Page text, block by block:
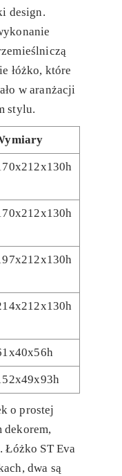
design.
łóżko, które
w aranżacji
stylu.
o prostej
dekorem,
Łóżko ST Eva
dwa są